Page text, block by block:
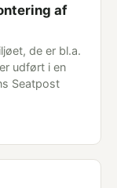
af
de er bl.a.
udført i en
Seatpost